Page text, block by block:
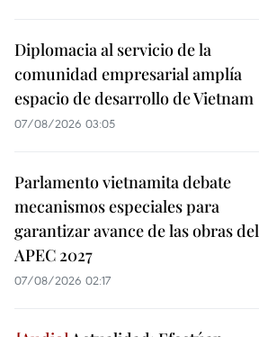
Diplomacia al servicio de la
comunidad empresarial amplía
espacio de desarrollo de Vietnam
07/08/2026 03:05
Parlamento vietnamita debate
mecanismos especiales para
garantizar avance de las obras del
APEC 2027
07/08/2026 02:17